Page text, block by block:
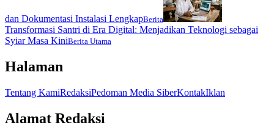
dan Dokumentasi Instalasi LengkapBerita
Transformasi Santri di Era Digital: Menjadikan Teknologi sebagai
Syiar Masa KiniBerita Utama
Halaman
Tentang KamiRedaksiPedoman Media SiberKontakIklan
Alamat Redaksi